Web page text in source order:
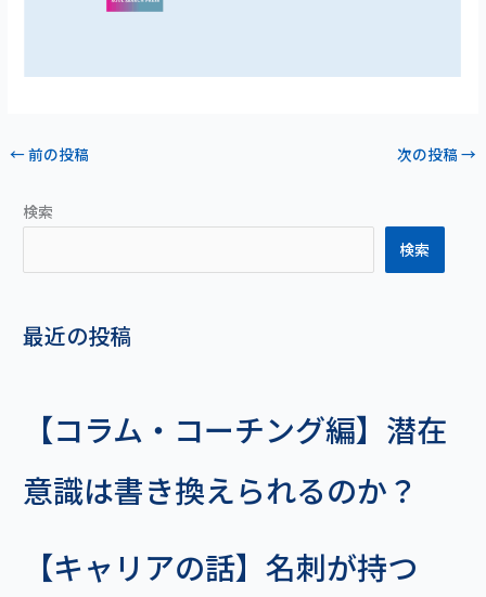
←前の投稿 次の投稿 →
検索
検索
最近の投稿
【コラム・コーチング編】潜在
意識は書き換えられるのか？
【キャリアの話】名刺が持つ